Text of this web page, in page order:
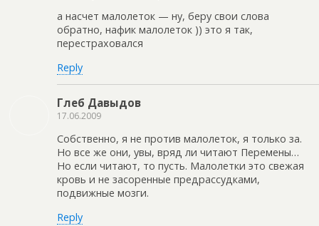
а насчет малолеток — ну, беру свои слова
обратно, нафик малолеток )) это я так,
перестраховался
Reply
Глеб Давыдов
17.06.2009
Собственно, я не против малолеток, я только за.
Но все же они, увы, вряд ли читают Перемены…
Но если читают, то пусть. Малолетки это свежая
кровь и не засоренные предрассудками,
подвижные мозги.
Reply